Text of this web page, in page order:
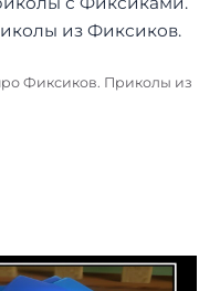
Фиксиков. Приколы из